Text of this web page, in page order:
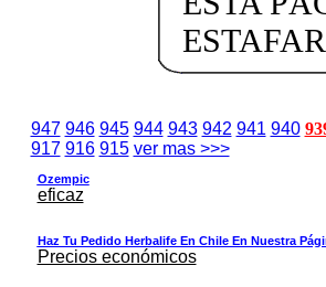
ESTAFAR
947 946 945 944 943 942 941 940
917 916 915 ver mas >>>
Ozempic
eficaz
Haz Tu Pedido Herbalife En Chile En Nuestra
Precios económicos